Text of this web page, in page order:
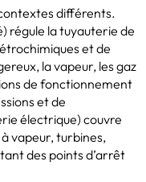
différents.
régule la tuyauterie de
et de
la vapeur, les gaz
de fonctionnement
et de
électrique) couvre
vapeur, turbines,
des points d’arrêt